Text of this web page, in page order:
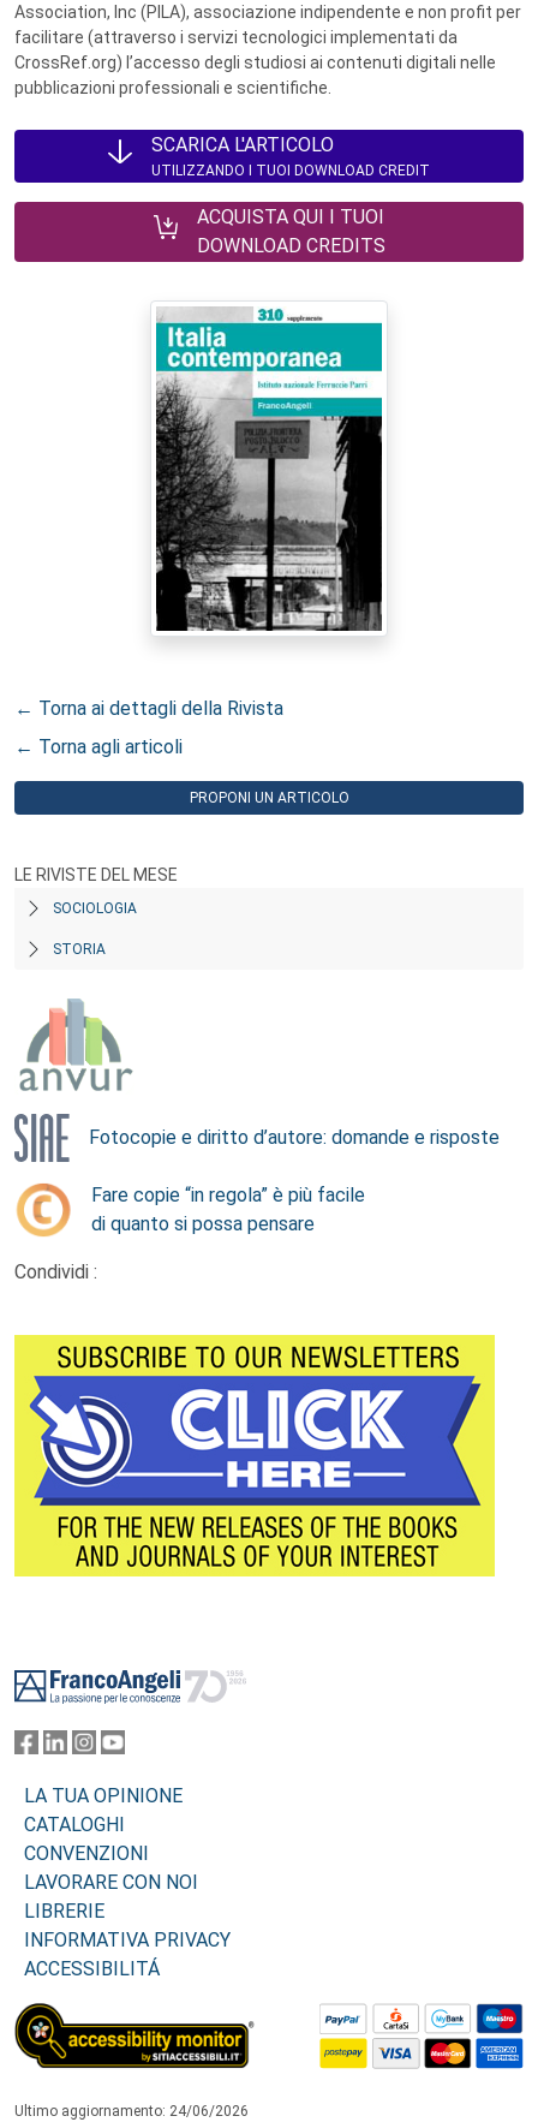
Association, Inc (PILA), associazione indipendente e non profit per
facilitare (attraverso i servizi tecnologici implementati da
CrossRef.org) l’accesso degli studiosi ai contenuti digitali nelle
pubblicazioni professionali e scientifiche.
SCARICA L'ARTICOLO
UTILIZZANDO I TUOI DOWNLOAD CREDIT
ACQUISTA QUI I TUOI
DOWNLOAD CREDITS
← Torna ai dettagli della Rivista
← Torna agli articoli
PROPONI UN ARTICOLO
LE RIVISTE DEL MESE
SOCIOLOGIA
STORIA
Fotocopie e diritto d’autore: domande e risposte
Fare copie “in regola” è più facile
di quanto si possa pensare
Condividi :
LA TUA OPINIONE
CATALOGHI
CONVENZIONI
LAVORARE CON NOI
LIBRERIE
INFORMATIVA PRIVACY
ACCESSIBILITÁ
Ultimo aggiornamento: 24/06/2026